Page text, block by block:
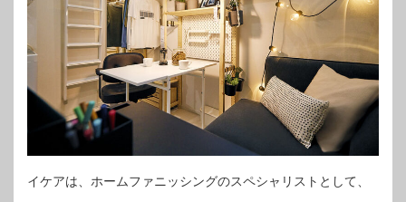
イケアは、ホームファニッシングのスペシャリストとして、